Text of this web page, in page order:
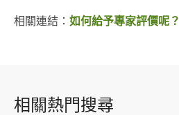
相關連結： 如何給予專家評價呢？
相關熱門搜尋